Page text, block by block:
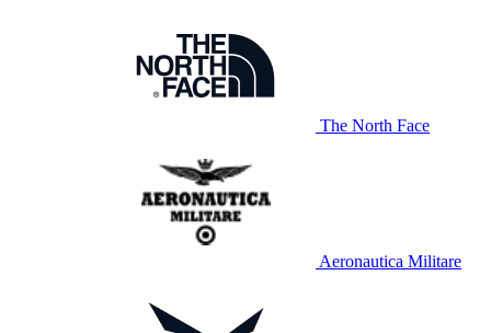
The North Face
Aeronautica Militare